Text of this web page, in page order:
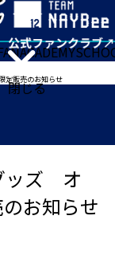
閉じる
ACADEMY
定販売のお知らせ
ッズ オ
お知らせ